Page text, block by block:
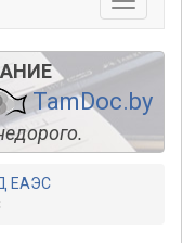
TamDoc.by
ЕАЭС